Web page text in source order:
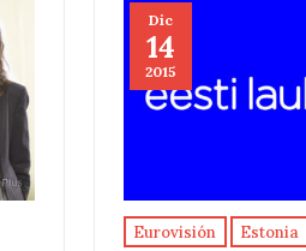
Dic
14
2015
Eurovisión Estonia